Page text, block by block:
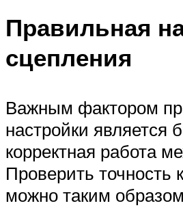
Правильная
сцепления
Важным фактором
настройки является
корректная работа
Проверить точность
можно таким